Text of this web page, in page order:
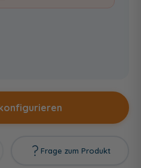
Frage zum Produkt